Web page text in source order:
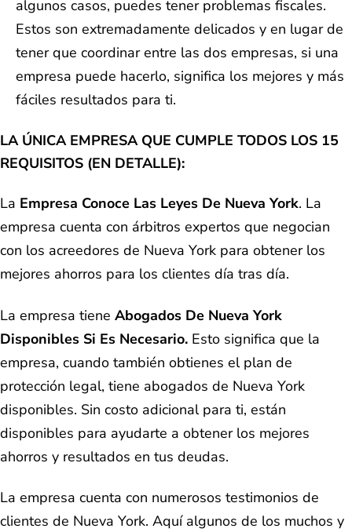
algunos casos, puedes tener problemas fiscales.
Estos son extremadamente delicados y en lugar de
tener que coordinar entre las dos empresas, si una
empresa puede hacerlo, significa los mejores y más
fáciles resultados para ti.
LA ÚNICA EMPRESA QUE CUMPLE TODOS LOS 15
REQUISITOS (EN DETALLE):
La Empresa Conoce Las Leyes De Nueva York. La
empresa cuenta con árbitros expertos que negocian
con los acreedores de Nueva York para obtener los
mejores ahorros para los clientes día tras día.
La empresa tiene Abogados De Nueva York
Disponibles Si Es Necesario. Esto significa que la
empresa, cuando también obtienes el plan de
protección legal, tiene abogados de Nueva York
disponibles. Sin costo adicional para ti, están
disponibles para ayudarte a obtener los mejores
ahorros y resultados en tus deudas.
La empresa cuenta con numerosos testimonios de
clientes de Nueva York. Aquí algunos de los muchos y